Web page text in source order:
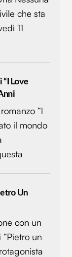
che sta
11
“I Love
“I
il mondo
Un
con un
un